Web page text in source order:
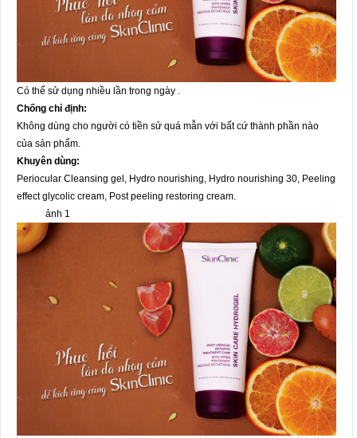
Có thể sử dụng nhiều lần trong ngày .
Chống chỉ định:
Không dùng cho người có tiền sử quá mẫn với bất cứ thành phần nào
của sản phẩm.
Khuyên dùng:
Periocular Cleansing gel, Hydro nourishing, Hydro nourishing 30, Peeling
effect glycolic cream, Post peeling restoring cream.
ảnh 1